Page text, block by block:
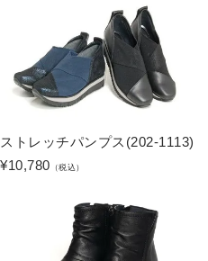
ストレッチパンプス(202-1113)
¥10,780 （税込）